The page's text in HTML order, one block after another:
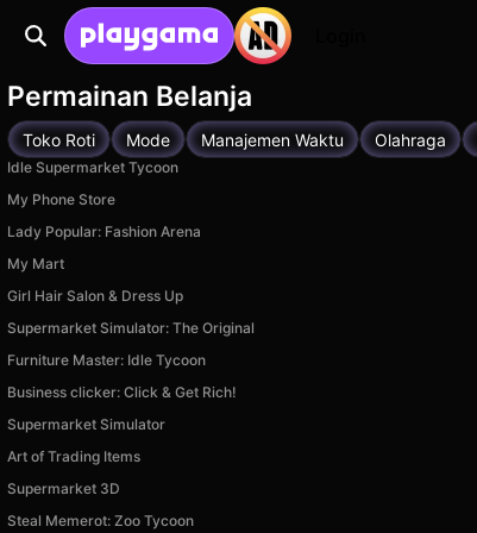
Permainan Belanja
Toko Roti Mode Manajemen Waktu Olahraga
Idle Supermarket Tycoon
My Phone Store
Lady Popular: Fashion Arena
My Mart
Girl Hair Salon & Dress Up
Supermarket Simulator: The Original
Furniture Master: Idle Tycoon
Business clicker: Click & Get Rich!
Supermarket Simulator
Art of Trading Items
Supermarket 3D
Steal Memerot: Zoo Tycoon